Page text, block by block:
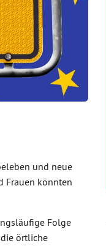
und neue
Frauen könnten
Folge
örtliche